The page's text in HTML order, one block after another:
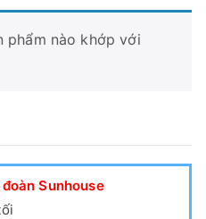
Hà nội
phẩm nào khớp với
Sunhouse